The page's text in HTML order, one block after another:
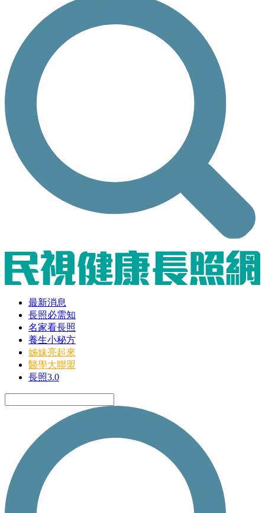
最新消息
長照必需知
名家看長照
養生小秘方
姊妹亮起來
醫學大聯盟
長照3.0